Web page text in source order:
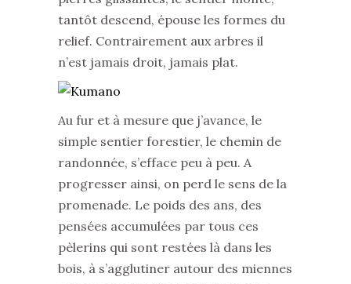
tantôt descend, épouse les formes du
relief. Contrairement aux arbres il
n’est jamais droit, jamais plat.
Au fur et à mesure que j’avance, le
simple sentier forestier, le chemin de
randonnée, s’efface peu à peu. A
progresser ainsi, on perd le sens de la
promenade. Le poids des ans, des
pensées accumulées par tous ces
pèlerins qui sont restées là dans les
bois, à s’agglutiner autour des miennes